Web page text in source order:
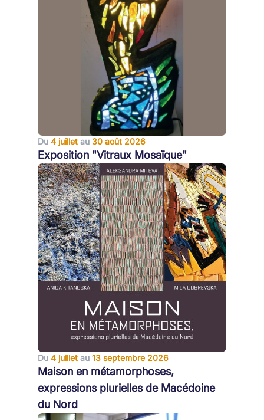
Du 4 juillet au 30 août 2026
Exposition "Vitraux Mosaïque"
Du 4 juillet au 13 septembre 2026
Maison en métamorphoses,
expressions plurielles de Macédoine
du Nord